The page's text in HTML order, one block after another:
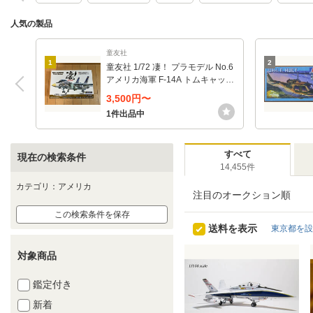
人気の製品
1
童友社
童友社 1/72 凄！ プラモデル No.6
アメリカ海軍 F-14A トムキャット
VF-143 プーキンドッグス 色分け
済みプラモデル 成形色
3,500円〜
1件出品中
2
現在の検索条件
カテゴリ：アメリカ
この検索条件を保存
対象商品
鑑定付き
新着
すべて
14,455件
注目のオークション順
送料を表示 東京都を